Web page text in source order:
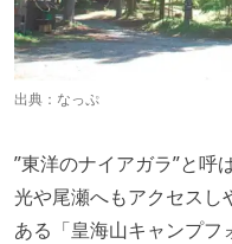
出典： なっぷ
”東洋のナイアガラ”と呼
光や尾瀬へもアクセスし
ある「皇海山キャンプフ